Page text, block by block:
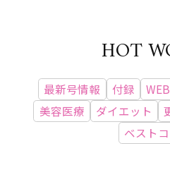
HOT
最新号情報 付録
美容医療
ダイエット
ベスト